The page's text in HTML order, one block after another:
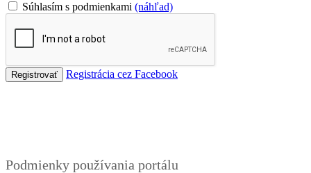
Súhlasím s podmienkami (náhľad)
Registrácia cez Facebook
Podmienky používania portálu